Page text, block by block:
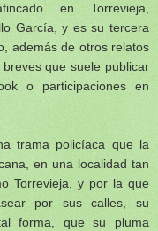
en Torrevieja,
García, y es su tercera
además de otros relatos
que suele publicar
o participaciones en
trama policíaca que la
en una localidad tan
Torrevieja, y por la que
por sus calles, su
forma, que su pluma